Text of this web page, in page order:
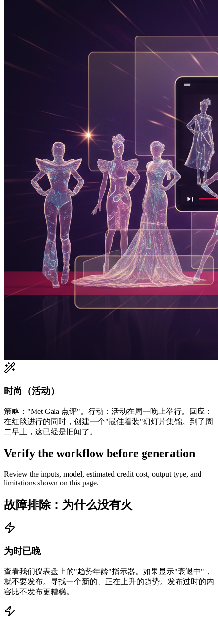
时尚（活动）
策略："Met Gala 点评"。行动：活动在周一晚上举行。回应：
在红毯进行的同时，创建一个"最佳着装"幻灯片集锦。到了周
二早上，这已经是旧闻了。
Verify the workflow before generation
Review the inputs, model, estimated credit cost, output type, and
limitations shown on this page.
故障排除：为什么没有火
为时已晚
查看我们仪表盘上的"趋势年龄"指示器。如果显示"衰退中"，
就不要发布。寻找一个新的、正在上升的趋势。发布过时的内
容比不发布更糟糕。